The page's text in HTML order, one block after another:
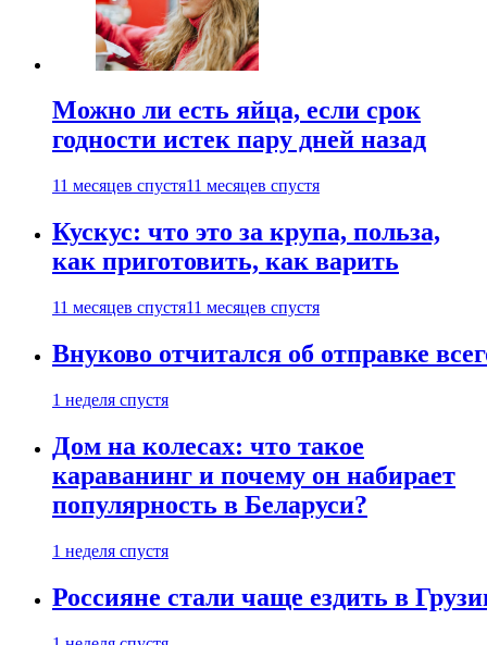
Можно ли есть яйца, если срок
годности истек пару дней назад
11 месяцев спустя11 месяцев спустя
Кускус: что это за крупа, польза,
как приготовить, как варить
11 месяцев спустя11 месяцев спустя
Внуково отчитался об отправке
1 неделя спустя
Дом на колесах: что такое
караванинг и почему он набирает
популярность в Беларуси?
1 неделя спустя
Россияне стали чаще ездить в